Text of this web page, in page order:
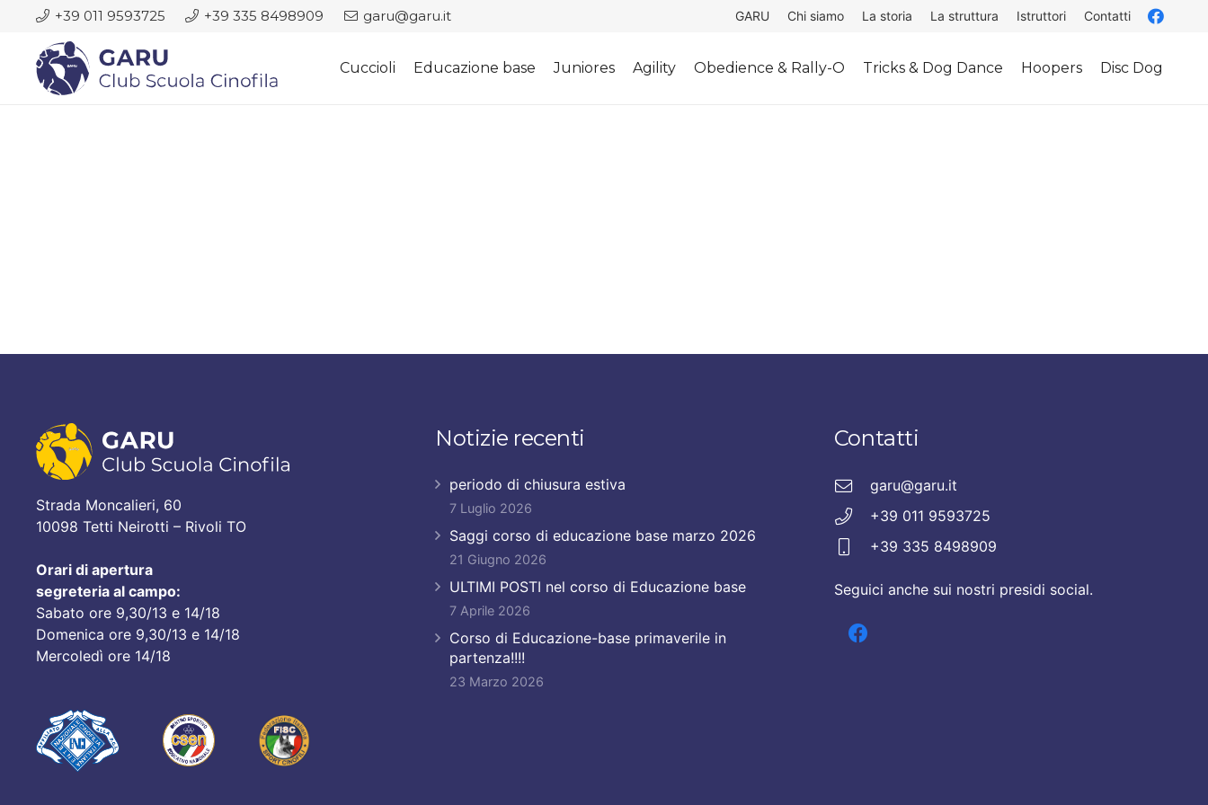
+39 011 9593725 +39 335 8498909 garu@garu.it GARU Chi siamo La storia La struttura Istruttori Contatti
Cuccioli Educazione base Juniores Agility Obedience & Rally-O Tricks & Dog Dance Hoopers Disc Dog
Strada Moncalieri, 60
10098 Tetti Neirotti – Rivoli TO
Orari di apertura
segreteria al campo:
Sabato ore 9,30/13 e 14/18
Domenica ore 9,30/13 e 14/18
Mercoledì ore 14/18
Notizie recenti
periodo di chiusura estiva
7 Luglio 2026
Saggi corso di educazione base marzo 2026
21 Giugno 2026
ULTIMI POSTI nel corso di Educazione base
7 Aprile 2026
Corso di Educazione-base primaverile in
partenza!!!!
23 Marzo 2026
Contatti
garu@garu.it
+39 011 9593725
+39 335 8498909
Seguici anche sui nostri presidi social.